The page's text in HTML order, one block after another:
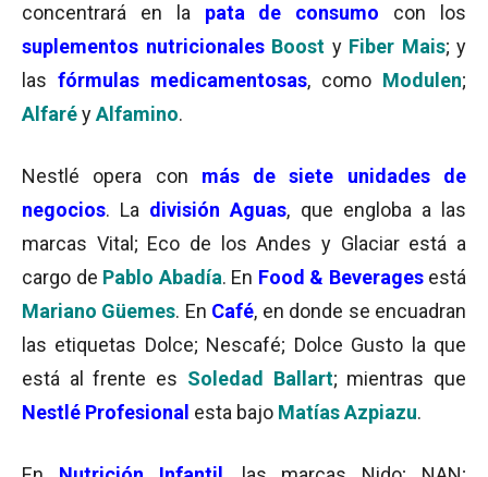
concentrará en la pata de consumo con los
suplementos nutricionales Boost y Fiber Mais; y
las fórmulas medicamentosas, como Modulen;
AlfaréyAlfamino.
Nestlé opera con más de siete unidades de
negocios. La división Aguas, que engloba a las
marcas Vital; Eco de los Andes y Glaciar está a
cargo de Pablo Abadía. En Food & Beveragesestá
Mariano Güemes. En Café, en donde se encuadran
las etiquetas Dolce; Nescafé; Dolce Gusto la que
está al frente es Soledad Ballart; mientras que
Nestlé Profesional esta bajo Matías Azpiazu.